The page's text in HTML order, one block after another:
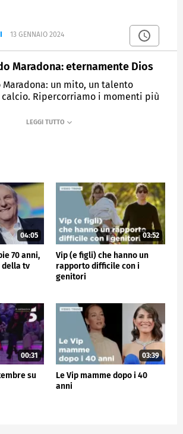
13 GENNAIO 2024
Maradona: eternamente Dios
Maradona: un mito, un talento
Ripercorriamo i momenti più
04:05
70 anni,
della tv
03:52
Vip (e figli) che hanno un
rapporto difficile con i
genitori
00:31
su
03:39
Le Vip mamme dopo i 40
anni